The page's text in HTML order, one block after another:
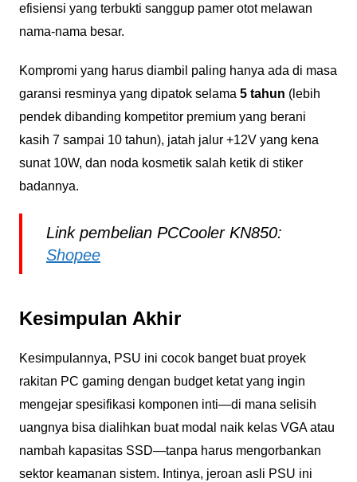
efisiensi yang terbukti sanggup pamer otot melawan
nama-nama besar.
Kompromi yang harus diambil paling hanya ada di masa
garansi resminya yang dipatok selama 5 tahun (lebih
pendek dibanding kompetitor premium yang berani
kasih 7 sampai 10 tahun), jatah jalur +12V yang kena
sunat 10W, dan noda kosmetik salah ketik di stiker
badannya.
Link pembelian PCCooler KN850:
Shopee
Kesimpulan Akhir
Kesimpulannya, PSU ini cocok banget buat proyek
rakitan PC gaming dengan budget ketat yang ingin
mengejar spesifikasi komponen inti—di mana selisih
uangnya bisa dialihkan buat modal naik kelas VGA atau
nambah kapasitas SSD—tanpa harus mengorbankan
sektor keamanan sistem. Intinya, jeroan asli PSU ini